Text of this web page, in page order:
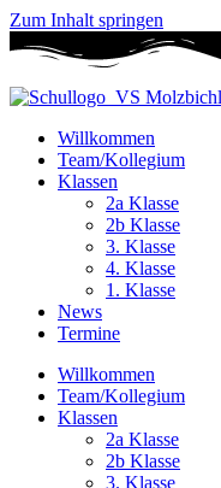
Zum Inhalt springen
Willkommen
Team/Kollegium
Klassen
2a Klasse
2b Klasse
3. Klasse
4. Klasse
1. Klasse
News
Termine
Willkommen
Team/Kollegium
Klassen
2a Klasse
2b Klasse
3. Klasse